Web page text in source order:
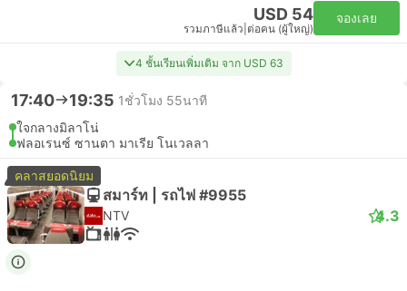
USD 54
รวมภาษีแล้ว ต่อคน (ผู้ใหญ่)
จองเลย
4 ชั้นเรียนเพิ่มเติม จาก USD 63
17:40 19:35 1ชั่วโมง 55นาที
ใจกลางมิลาโน่
ฟลอเรนซ์ ซานตา มาเรีย โนเวลลา
คลาสยอดนิยม
สมาร์ท | รถไฟ #9955
NTV 4.3